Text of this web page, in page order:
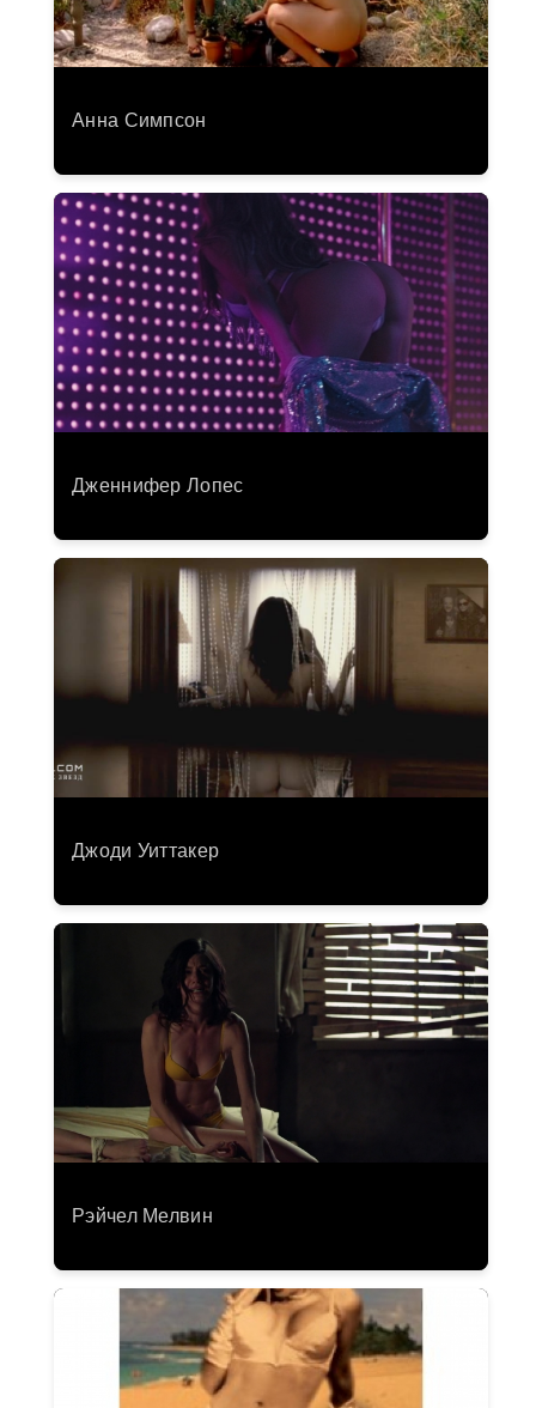
Анна Симпсон
Дженнифер Лопес
Джоди Уиттакер
Рэйчел Мелвин